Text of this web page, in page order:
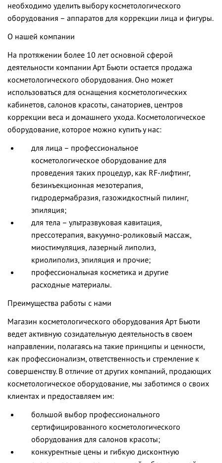
необходимо уделить выбору косметологического
оборудования – аппаратов для коррекции лица и фигуры.
О нашей компании
На протяжении более 10 лет основной сферой
деятельности компании Арт Бьюти остается продажа
косметологического оборудования. Оно может
использоваться для оснащения косметологических
кабинетов, салонов красоты, санаториев, центров
коррекции веса и домашнего ухода. Косметологическое
оборудование, которое можно купить у нас:
для лица – профессиональное
косметологическое оборудование для
проведения таких процедур, как RF-лифтинг,
безинъекционная мезотерапия,
гидродермабразия, газожидкостный пилинг,
эпиляция;
для тела – ультразвуковая кавитация,
прессотерапия, вакуумно-роликовый массаж,
миостимуляция, лазерный липолиз,
криолиполиз, эпиляция и прочие;
профессиональная косметика и другие
расходные материалы.
Преимущества работы с нами
Магазин косметологического оборудования Арт Бьюти
ведет активную созидательную деятельность в своем
направлении, полагаясь на такие принципы и ценности,
как профессионализм, ответственность и стремление к
совершенству. В отличие от других компаний, продающих
косметологическое оборудование, мы заботимся о своих
клиентах и предоставляем им:
большой выбор профессионального
сертифицированного косметологического
оборудования для салонов красоты;
конкурентные цены и гибкую дисконтную